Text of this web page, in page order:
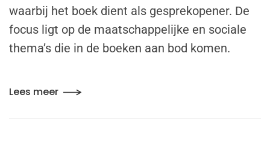
waarbij het boek dient als gesprekopener. De
focus ligt op de maatschappelijke en sociale
thema’s die in de boeken aan bod komen.
Lees meer